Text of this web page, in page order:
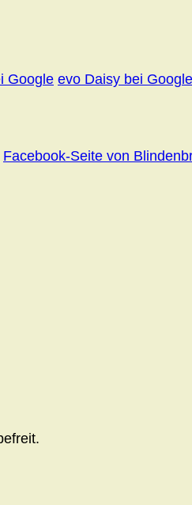
Google evo Daisy bei Google
Facebook-Seite von